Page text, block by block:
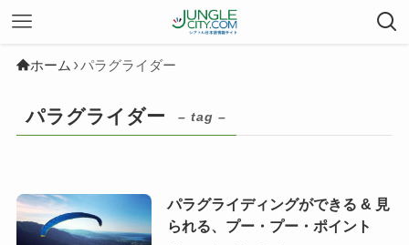
ホーム パラグライダー
パラグライダー – tag –
パラグライディングができる & 見
られる、プー・プー・ポイント